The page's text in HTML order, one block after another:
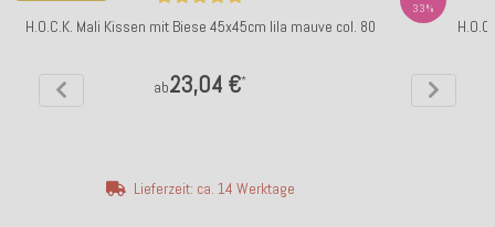
H.O.C.K. Mali Kissen mit Biese 45x45cm lila mauve col. 80
ab23,04 €*
Lieferzeit: ca. 14 Werktage
33%